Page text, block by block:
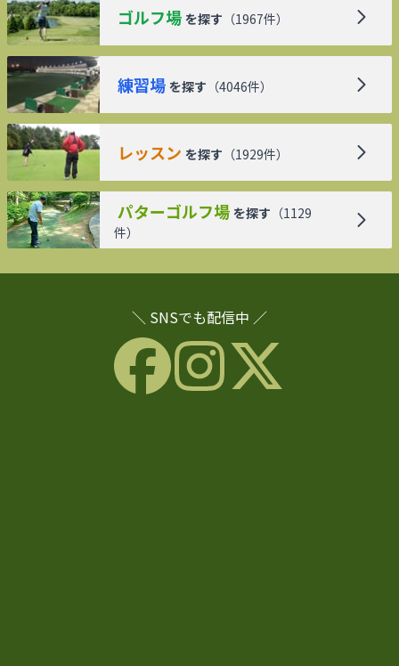
ゴルフ場 を探す （1967件）
練習場 を探す （4046件）
レッスン を探す （1929件）
パターゴルフ場 を探す （1129
件）
＼ SNSでも配信中 ／